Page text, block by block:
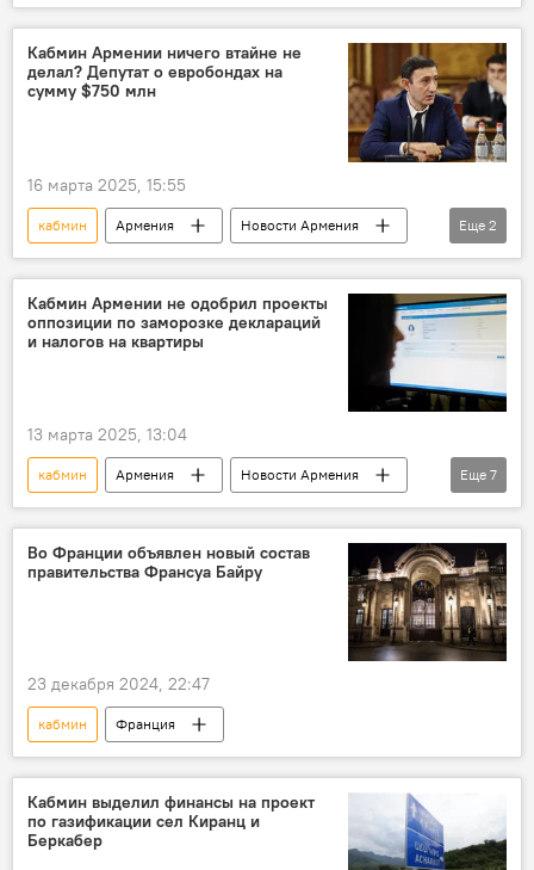
Общество
Политика
спор
Элсети
Кабмин Армении ничего втайне не
делал? Депутат о евробондах на
сумму $750 млн
16 марта 2025, 15:55
кабмин Армения
Новости Армения
Экономика
Политика
Еще 2
Кабмин Армении не одобрил проекты
оппозиции по заморозке деклараций
и налогов на квартиры
13 марта 2025, 13:04
кабмин Армения
Новости Армения
Общество
Экономика
проект
оппозиция
декларация
налоги
Квартира
Еще 7
Во Франции объявлен новый состав
правительства Франсуа Байру
23 декабря 2024, 22:47
кабмин Франция
Кабмин выделил финансы на проект
по газификации сел Киранц и
Беркабер